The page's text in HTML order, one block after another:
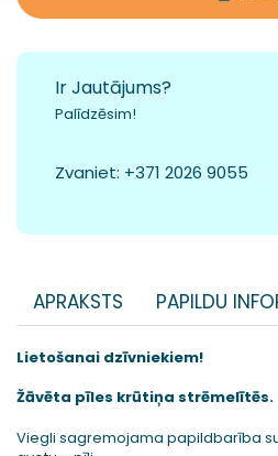
Ir Jautājums?
Palīdzēsim!
Zvaniet: +371 2026 9055
APRAKSTS PAPILDU
Lietošanai dzīvniekiem!
Žāvēta pīles krūtiņa strēmelītēs.
Viegli sagremojama papildbarība